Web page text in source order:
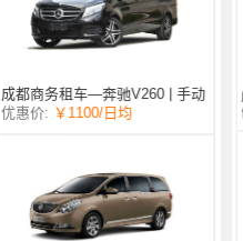
成都商务租车—奔驰V260 | 手动
挡 |
优惠价: ￥1100/日均